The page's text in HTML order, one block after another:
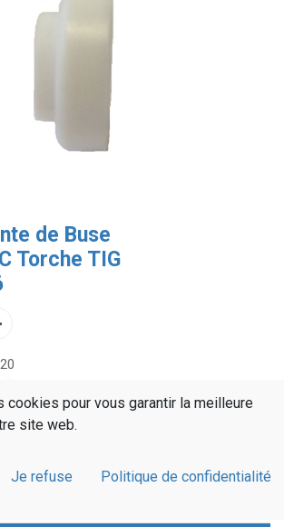
de Buse
Torche TIG
cookies pour vous garantir la meilleure
site web.
Je refuse Politique de confidentialité